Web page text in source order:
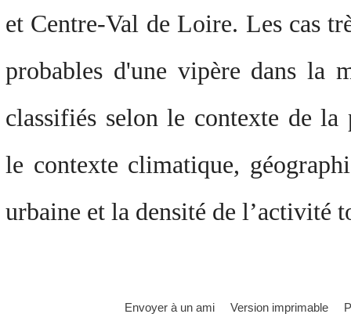
et Centre-Val de Loire. Les cas
probables d'une vipère dans la
classifiés selon le contexte de la
le contexte climatique,
urbaine et la densité de l’activité
Envoyer à un ami Version imprimable